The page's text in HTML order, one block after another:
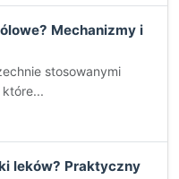
Mechanizmy i
stosowanymi
leków? Praktyczny